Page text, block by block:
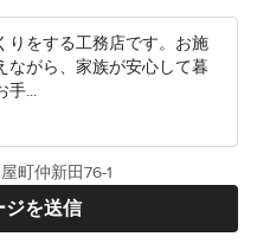
りをする工務店です。お施
ながら、家族が安心して暮
手...
ジを送信
町仲新田76-1